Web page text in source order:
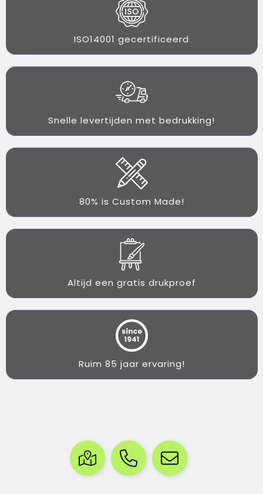
ISO14001 gecertificeerd
Snelle levertijden met bedrukking!
80% is Custom Made!
Altijd een gratis drukproef
Ruim 85 jaar ervaring!